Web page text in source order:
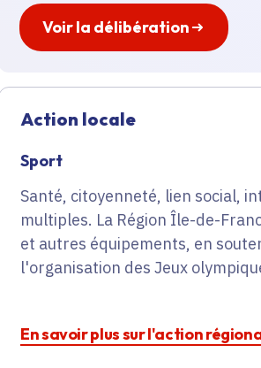
Voir la délibération
Action locale
Sport
Santé, citoyenneté, lien social,
multiples. La Région Île-de-
et autres équipements, en
l'organisation des Jeux
En savoir plus sur l'action